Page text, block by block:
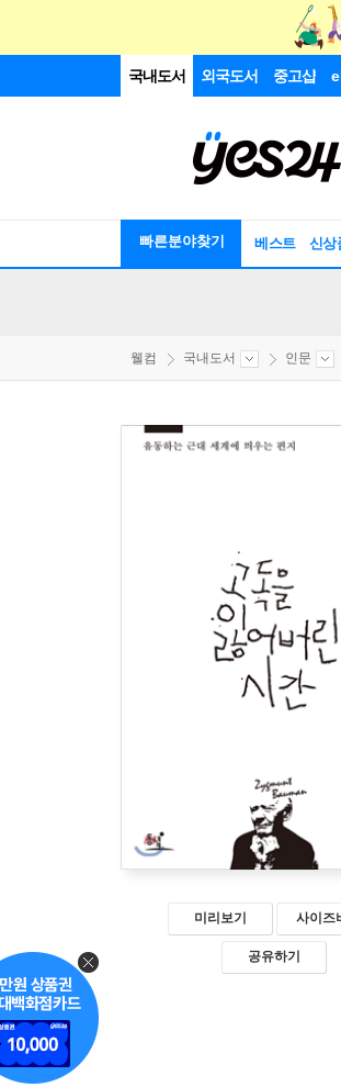
국내도서 외국도서 중고샵
빠른분야찾기 베스트 신상
웰컴 국내도서 인문
미리보기 사이즈
공유하기